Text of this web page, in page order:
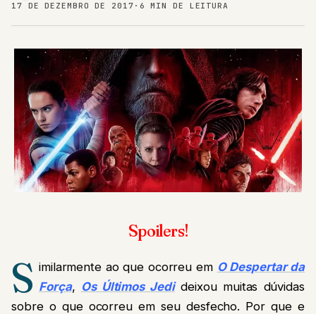
17 DE DEZEMBRO DE 2017 · 6 MIN DE LEITURA
Spoilers!
S imilarmente ao que ocorreu em O Despertar da
Força, Os Últimos Jedideixou muitas dúvidas
sobre o que ocorreu em seu desfecho. Por que e